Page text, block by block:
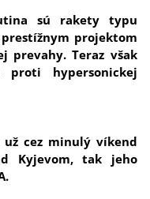
sú rakety typu
projektom
prevahy. Teraz však
proti hypersonickej
cez minulý víkend
Kyjevom, tak jeho